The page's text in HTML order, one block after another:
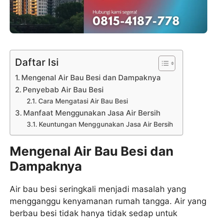
Daftar Isi
Mengenal Air Bau Besi dan Dampaknya
Penyebab Air Bau Besi
Cara Mengatasi Air Bau Besi
Manfaat Menggunakan Jasa Air Bersih
Keuntungan Menggunakan Jasa Air Bersih
Mengenal Air Bau Besi dan
Dampaknya
Air bau besi seringkali menjadi masalah yang
mengganggu kenyamanan rumah tangga. Air yang
berbau besi tidak hanya tidak sedap untuk